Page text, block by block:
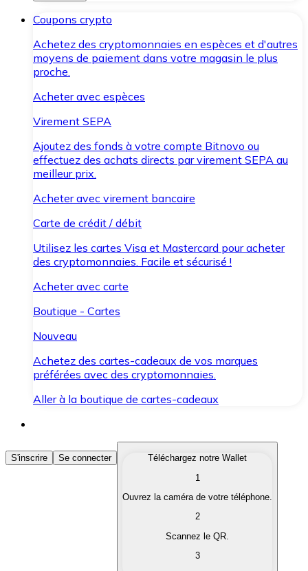
Coupons crypto
Achetez des cryptomonnaies en espèces et d'autres
moyens de paiement dans votre magasin le plus
proche.
Acheter avec espèces
Virement SEPA
Ajoutez des fonds à votre compte Bitnovo ou
effectuez des achats directs par virement SEPA au
meilleur prix.
Acheter avec virement bancaire
Carte de crédit / débit
Utilisez les cartes Visa et Mastercard pour acheter
des cryptomonnaies. Facile et sécurisé !
Acheter avec carte
Boutique - Cartes
Nouveau
Achetez des cartes-cadeaux de vos marques
préférées avec des cryptomonnaies.
Aller à la boutique de cartes-cadeaux
Acheter des Cryptomonnaies
Achetez les cryptomonnaies qui vous intéressent
Convertissez vos cryptomonnaies en monnaie
S'inscrire Se connecter
Téléchargez notre Wallet
1
Ouvrez la caméra de votre téléphone.
2
Scannez le QR.
3